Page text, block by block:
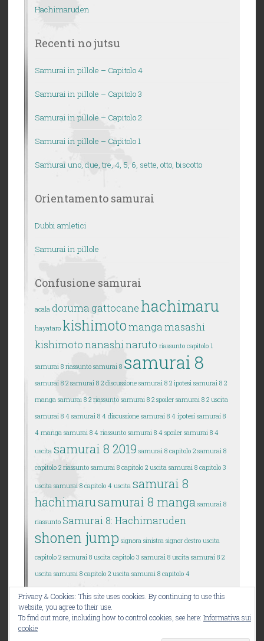
Hachimaruden
Recenti no jutsu
Samurai in pillole – Capitolo 4
Samurai in pillole – Capitolo 3
Samurai in pillole – Capitolo 2
Samurai in pillole – Capitolo 1
Samurai uno, due, tre, 4, 5, 6, sette, otto, biscotto
Orientamento samurai
Dubbi amletici
Samurai in pillole
Confusione samurai
acala doruma gattocane hachimaru
hayataro kishimotomangamasashi
kishimotonanashinaruto riassunto capitolo 1
samurai 8 riassunto samurai 8 samurai 8
samurai 8 2 samurai 8 2 discussione samurai 8 2 ipotesi samurai 8 2
manga samurai 8 2 riassunto samurai 8 2 spoiler samurai 8 2 uscita
samurai 8 4 samurai 8 4 discussione samurai 8 4 ipotesi samurai 8
4 manga samurai 8 4 riassunto samurai 8 4 spoiler samurai 8 4
uscita samurai 8 2019 samurai 8 capitolo 2 samurai 8
capitolo 2 riassunto samurai 8 capitolo 2 uscita samurai 8 capitolo 3
uscita samurai 8 capitolo 4 uscita samurai 8
hachimarusamurai 8 manga samurai 8
riassunto Samurai 8: Hachimaruden
shonen jump signora sinistra signor destro uscita
capitolo 2 samurai 8 uscita capitolo 3 samurai 8 uscita samurai 8 2
uscita samurai 8 capitolo 2 uscita samurai 8 capitolo 4
Privacy & Cookies: This site uses cookies. By continuing to use this
website, you agree to their use.
To find out more, including how to control cookies, see here: Informativa sui
cookie